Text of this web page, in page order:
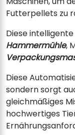
Futterpellets zu
Diese
Hammermühle,
Diese
sondern sorgt
gleichmäßiges
hochwertiges